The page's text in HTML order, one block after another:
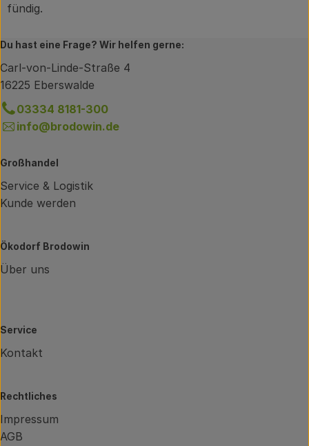
fündig.
Du hast eine Frage? Wir helfen gerne:
Carl-von-Linde-Straße 4
16225 Eberswalde
03334 8181-300
info@brodowin.de
Großhandel
Service & Logistik
Kunde werden
Ökodorf Brodowin
Über uns
Service
Kontakt
Rechtliches
Impressum
AGB